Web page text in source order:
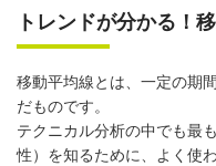
トレンドが分かる！
移動平均線とは、一定の期
だものです。
テクニカル分析の中でも最
性）を知るために、よく使